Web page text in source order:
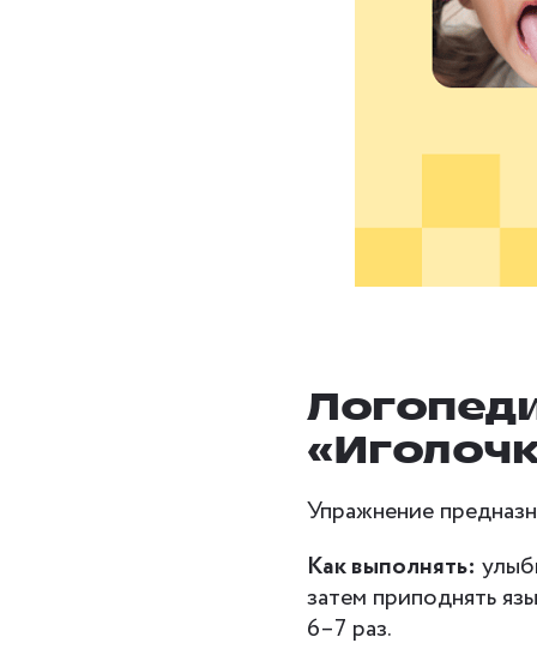
Упражнение
Как выполнять:
затем приподнять
6–7 раз.